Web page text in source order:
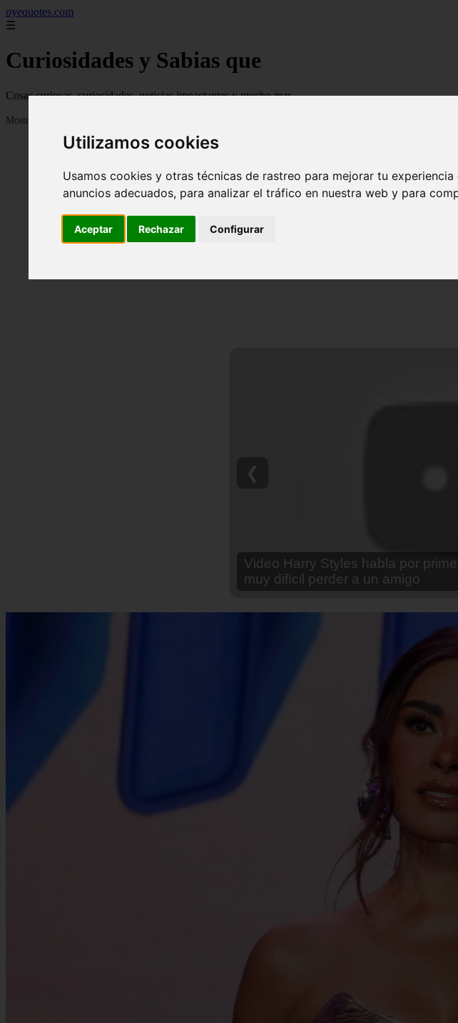
Utilizamos cookies
Usamos cookies y otras técnicas de rastreo para mejorar tu
anuncios adecuados, para analizar el tráfico en nuestra web y para
Aceptar Rechazar Configurar
oyequotes.com
☰
Curiosidades y Sabias que
Cosas curiosas, curiosidades, noticias impactantes y mucho mas
Mostrando 1 - 24 de 2834 artículos
Video Ana Brenda Contreras y la
❮